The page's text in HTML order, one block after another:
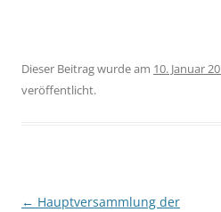
Dieser Beitrag wurde am 10. Januar
veröffentlicht.
Beitragsnavigation
← Hauptversammlung der